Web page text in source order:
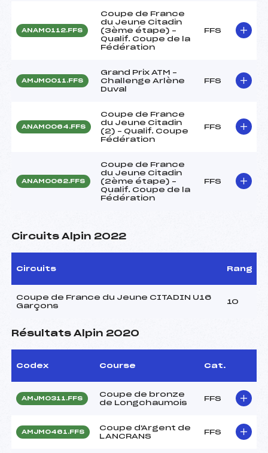
ANAM0112.FFS
Coupe de France
du Jeune Citadin
(3ème étape) –
Qualif. Coupe de la
Fédération
FFS
AMJM0011.FFS
Grand Prix ATM –
Challenge Arlène
Duval
FFS
ANAM0064.FFS
Coupe de France
du Jeune Citadin
(2) – Qualif. Coupe
Fédération
FFS
ANAM0062.FFS
Coupe de France
du Jeune Citadin
(2ème étape) –
Qualif. Coupe de la
Fédération
FFS
Circuits Alpin 2022
Circuits Rang
Coupe de France du Jeune CITADIN U16
Garçons
10
Résultats Alpin 2020
Codex Course Cat.
AMJM0311.FFS
Coupe de bronze
de Longchaumois
FFS
AMJM0461.FFS
Coupe d'Argent de
LANCRANS
FFS